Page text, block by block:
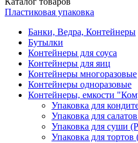
Пластиковая упаковка
Банки, Ведра, Контейнеры
Бутылки
Контейнеры для соуса
Контейнеры для яиц
Контейнеры многоразовые
Контейнеры одноразовые
Контейнеры, емкости
Упаковка для
Упаковка для
Упаковка для суши
Упаковка для тортов